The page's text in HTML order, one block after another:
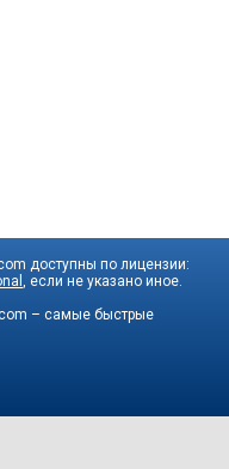
доступны по лицензии:
, если не указано иное.
– самые быстрые